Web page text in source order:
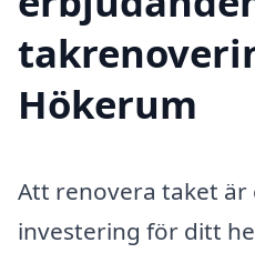
Hökerum
Att renovera taket är
investering för ditt